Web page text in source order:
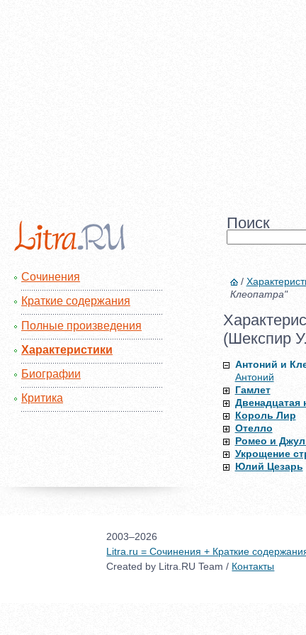
Поиск
Сочинения
Краткие содержания
Полные произведения
Характеристики
Биографии
Критика
/
Клеопатра"
(Шекспир
Антоний и
Антоний
Гамлет
Двенадцатая
Король Лир
Отелло
Ромео и
Укрощение
Юлий Цезарь
2003–2026
Litra.ru = Сочинения + Краткие
Created by Litra.RU Team / Контакты